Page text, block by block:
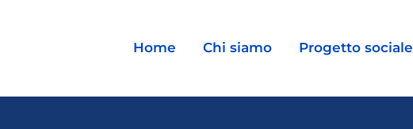
Home Chi siamo Progetto sociale